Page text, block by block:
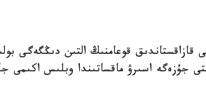
قوعامنىڭ التىن دىڭگەگى
جۇزەگە اسىرۋ ماقساتىندا وبلىس اكىمى